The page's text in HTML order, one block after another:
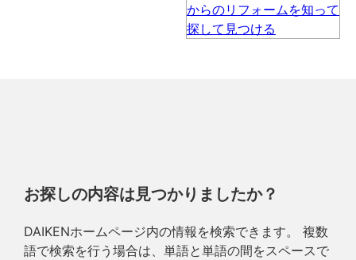
お探しの内容は見つかりましたか？
DAIKENホームページ内の情報を検索できます。 複数
語で検索を行う場合は、単語と単語の間をスペースで